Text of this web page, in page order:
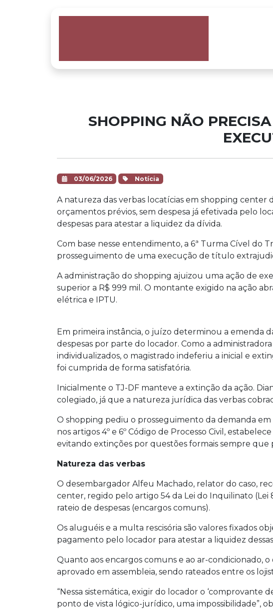
SHOPPING NÃO
03/06/2026 Notícia
A natureza das verbas locatícias em shopping center
orçamentos prévios, sem despesa já efetivada pelo
despesas para atestar a liquidez da dívida.
Com base nesse entendimento, a 6ª Turma Cível do
prosseguimento de uma execução de título
A administração do shopping ajuizou uma ação de
superior a R$ 999 mil. O montante exigido na ação
elétrica e IPTU.
Em primeira instância, o juízo determinou a emenda
despesas por parte do locador. Como a
individualizados, o magistrado indeferiu a inicial e
foi cumprida de forma satisfatória.
Inicialmente o TJ-DF manteve a extinção da ação.
colegiado, já que a natureza jurídica das verbas
O shopping pediu o prosseguimento da demanda
nos artigos 4º e 6º Código de Processo Civil,
evitando extinções por questões formais sempre que
Natureza das verbas
O desembargador Alfeu Machado, relator do caso,
center, regido pelo artigo 54 da Lei do Inquilinato (Lei
rateio de despesas (encargos comuns).
Os aluguéis e a multa rescisória são valores fixados
pagamento pelo locador para atestar a liquidez
Quanto aos encargos comuns e ao ar-condicionado,
aprovado em assembleia, sendo rateados entre os
“Nessa sistemática, exigir do locador o ‘comprovante
ponto de vista lógico-jurídico, uma impossibilidade”,